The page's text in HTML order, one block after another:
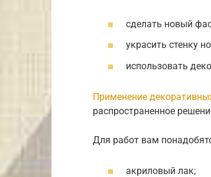
сделать новый
украсить стенку
использовать
Применение
распространенное
Для работ вам
акриловый лак;